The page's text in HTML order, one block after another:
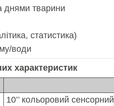
днями тварини
статистика)
води
характеристик
10’’ кольоровий сенсорний